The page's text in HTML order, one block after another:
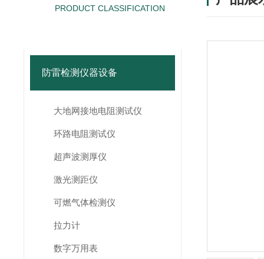
PRODUCT CLASSIFICATION
防雷检测仪器设备
大地网接地电阻测试仪
环路电阻测试仪
超声波测厚仪
激光测距仪
可燃气体检测仪
拉力计
数字万用表